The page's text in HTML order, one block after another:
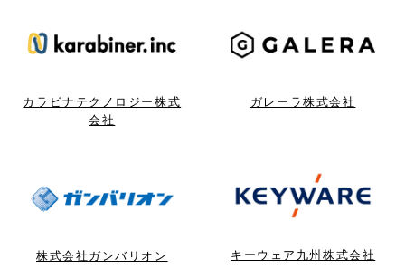
カラビナテクノロジー株式
会社
ガレーラ株式会社
株式会社ガンバリオン キーウェア九州株式会社